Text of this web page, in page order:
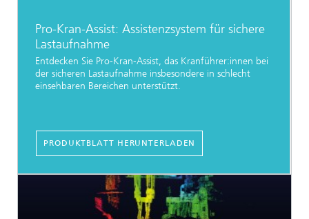
Pro-Kran-Assist: Assistenzsystem für sichere
Lastaufnahme
Entdecken Sie Pro-Kran-Assist, das Kranführer:innen bei
der sicheren Lastaufnahme insbesondere in schlecht
einsehbaren Bereichen unterstützt.
PRODUKTBLATT HERUNTERLADEN